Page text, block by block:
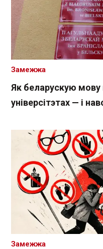
Як беларускую мову
універсітэтах — і
Замежжа
Замежжа